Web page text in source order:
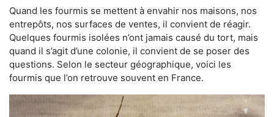
Quand les fourmis se mettent à envahir nos maisons, nos
entrepôts, nos surfaces de ventes, il convient de réagir.
Quelques fourmis isolées n’ont jamais causé du tort, mais
quand il s’agit d’une colonie, il convient de se poser des
questions. Selon le secteur géographique, voici les
fourmis que l’on retrouve souvent en France.